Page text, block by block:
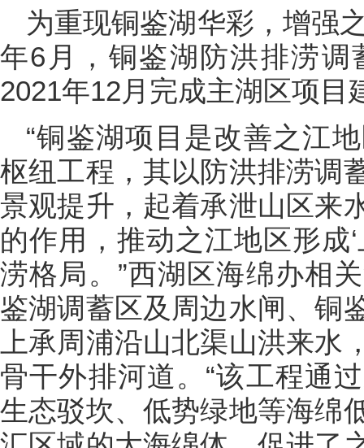
为重现铜鉴湖华彩，增强
年6月，铜鉴湖防洪排涝
2021年12月完成主湖区项
“铜鉴湖项目是改善之江
枢纽工程，其以防洪排涝调
景观提升，起着承泄山区来
的作用，推动之江地区形成
涝格局。”西湖区海绵办相
鉴湖调蓄区及周边水闸、铜
上承周浦沿山北渠山洪来
骨干外排河道。“该工程通
生态驳坎、低势绿地等海绵